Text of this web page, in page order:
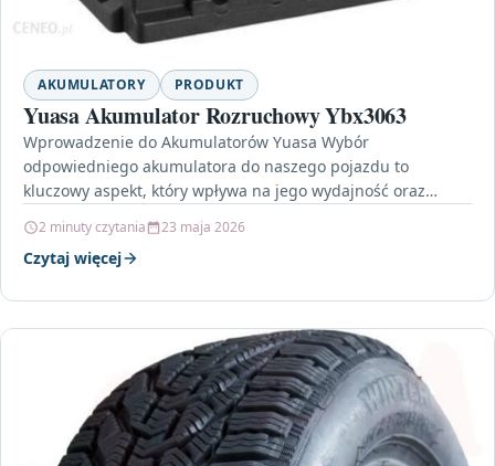
AKUMULATORY PRODUKT
Yuasa Akumulator Rozruchowy Ybx3063
Wprowadzenie do Akumulatorów Yuasa Wybór
odpowiedniego akumulatora do naszego pojazdu to
kluczowy aspekt, który wpływa na jego wydajność oraz
2 minuty czytania 23 maja 2026
Czytaj więcej